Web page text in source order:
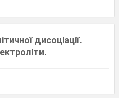
дисоціації.